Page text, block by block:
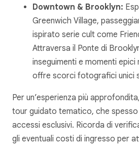
Downtown & Brooklyn:
Greenwich Village,
ispirato serie cult come
Attraversa il Ponte di
inseguimenti e momenti epici
offre scorci fotografici unici
Per un’esperienza più
tour guidato tematico, che spesso
accessi esclusivi. Ricorda di
gli eventuali costi di ingresso per